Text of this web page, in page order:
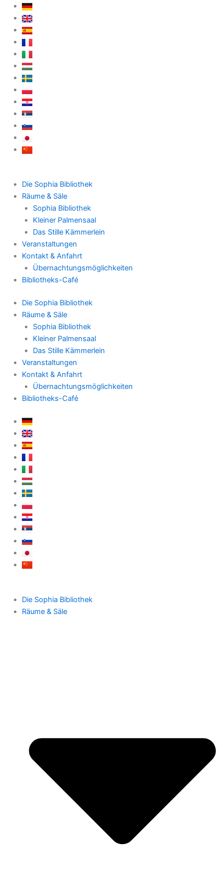
Zum
Inhalt
springen
Die Sophia Bibliothek
Räume & Säle
Sophia Bibliothek
Kleiner Palmensaal
Das Stille Kämmerlein
Veranstaltungen
Kontakt & Anfahrt
Übernachtungsmöglichkeiten
Bibliotheks-Café
Die Sophia Bibliothek
Räume & Säle
Sophia Bibliothek
Kleiner Palmensaal
Das Stille Kämmerlein
Veranstaltungen
Kontakt & Anfahrt
Übernachtungsmöglichkeiten
Bibliotheks-Café
Die Sophia Bibliothek
Räume & Säle